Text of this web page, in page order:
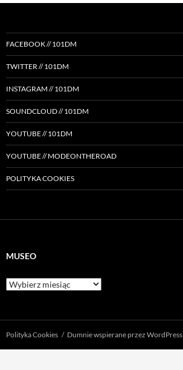
FACEBOOK // 101DM
TWITTER // 101DM
INSTAGRAM // 101DM
SOUNDCLOUD // 101DM
YOUTUBE // 101DM
YOUTUBE // MODEONTHEROAD
POLITYKA COOKIES
MUSEO
Museo
Polityka Cookies Dumnie wspierane przez WordPress